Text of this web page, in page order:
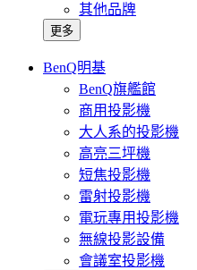
其他品牌
更多
BenQ明基
BenQ旗艦館
商用投影機
大人系的投影機
高亮三坪機
短焦投影機
雷射投影機
電玩專用投影機
無線投影設備
會議室投影機